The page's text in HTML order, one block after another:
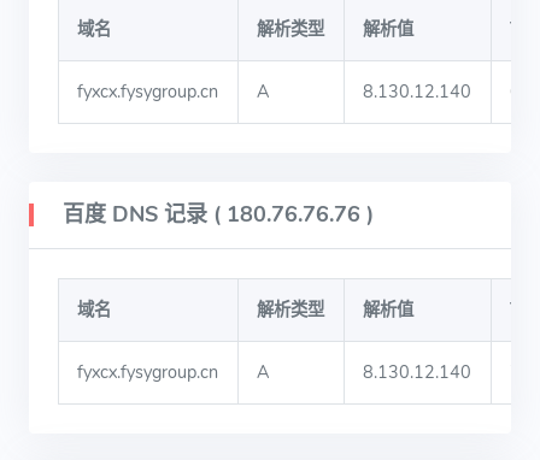
域名 解析类型 解析值
fyxcx.fysygroup.cn A 8.130.12.140
百度 DNS 记录 ( 180.76.76.76 )
域名 解析类型 解析值
fyxcx.fysygroup.cn A 8.130.12.140